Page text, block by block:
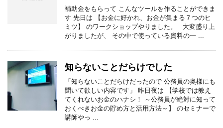
補助金をもらって こんなツールを作ることができま
す 先日は 【お金に好かれ、お金が集まる７つのヒ
ミツ】 のワークショップやりました。 大変盛り上
がりましたが、 その中で使っている資料の一 ...
知らないことだらけでした
「知らないことだらけだったので 公務員の奥様にも
聞いて欲しい内容です」 昨日夜は 【学校では教え
てくれないお金のハナシ！ ～公務員が絶対に知って
おくべきお金の貯め方と活用方法～】 のセミナーで
講師やっ ...